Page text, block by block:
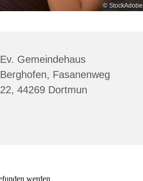
© StockAdobe
Ev. Gemeindehaus
Berghofen, Fasanenweg
22, 44269 Dortmun